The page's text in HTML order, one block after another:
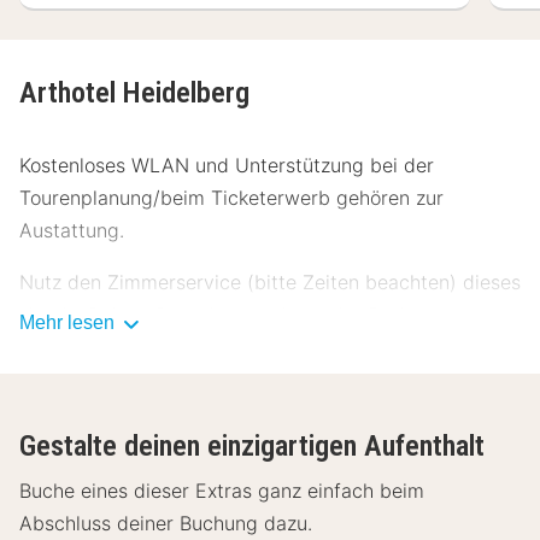
Arthotel Heidelberg
Kostenloses WLAN und Unterstützung bei der
Tourenplanung/beim Ticketerwerb gehören zur
Austattung.
Nutz den Zimmerservice (bitte Zeiten beachten) dieses
Hotels. Deinen Durst kannst du an der Bar/Lounge
Zum Angebot gehören ein Textilreinigungsservice, eine
Gepäckaufbewahrung und ein Tresorfach an der
Rezeption. Vor Ort gibt es Folgendes: Parken ohne
Service (kostenpflichtig).
Mehr lesen
Gestalte deinen einzigartigen Aufenthalt
Buche eines dieser Extras ganz einfach beim
Abschluss deiner Buchung dazu.